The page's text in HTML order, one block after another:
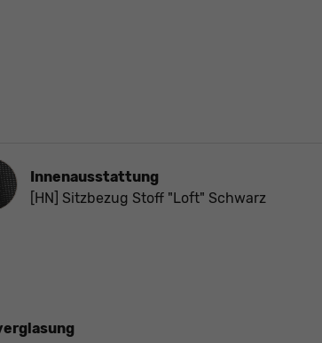
Innenausstattung
[HN] Sitzbezug Stoff "Loft" Schwarz